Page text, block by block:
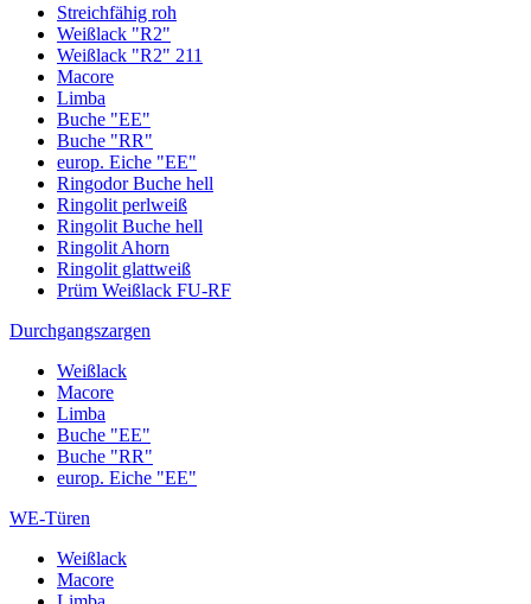
Streichfähig roh
Weißlack "R2"
Weißlack "R2" 211
Macore
Limba
Buche "EE"
Buche "RR"
europ. Eiche "EE"
Ringodor Buche hell
Ringolit perlweiß
Ringolit Buche hell
Ringolit Ahorn
Ringolit glattweiß
Prüm Weißlack FU-RF
Durchgangszargen
Weißlack
Macore
Limba
Buche "EE"
Buche "RR"
europ. Eiche "EE"
WE-Türen
Weißlack
Macore